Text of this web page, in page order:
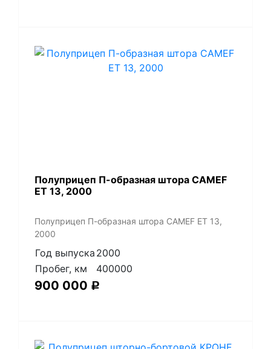
Полуприцеп П-образная штора CAMEF
ET 13, 2000
Полуприцеп П-образная штора CAMEF ET 13,
2000
Год выпуска 2000
Пробег, км
400000
900 000 Р